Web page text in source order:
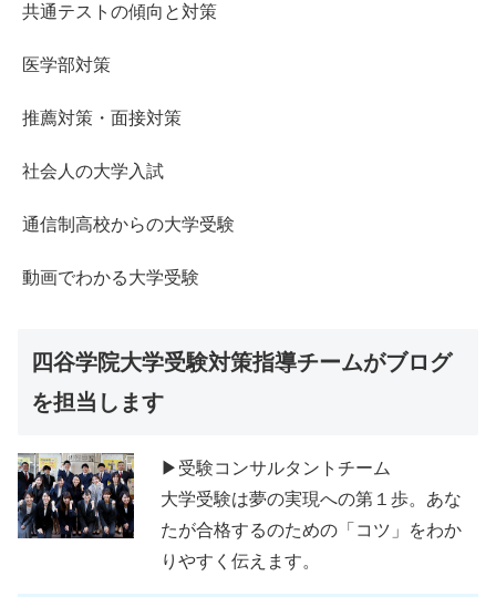
共通テストの傾向と対策
医学部対策
推薦対策・面接対策
社会人の大学入試
通信制高校からの大学受験
動画でわかる大学受験
四谷学院大学受験対策指導チームがブログ
を担当します
▶受験コンサルタントチーム
大学受験は夢の実現への第１歩。あな
たが合格するのための「コツ」をわか
りやすく伝えます。